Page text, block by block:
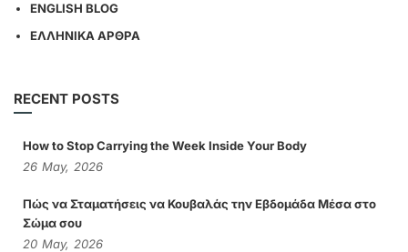
ENGLISH BLOG
ΕΛΛΗΝΙΚΑ ΑΡΘΡΑ
RECENT POSTS
How to Stop Carrying the Week Inside Your Body
26 May, 2026
Πώς να Σταματήσεις να Κουβαλάς την Εβδομάδα Μέσα στο
Σώμα σου
20 May, 2026